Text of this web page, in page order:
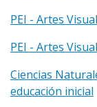
PEI - Artes
PEI - Artes
Ciencias
educación inicial